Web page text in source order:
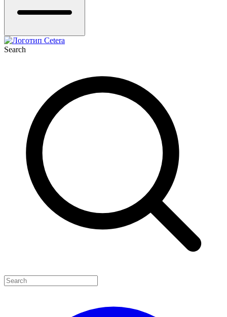
Search